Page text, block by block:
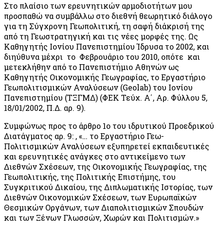
Στο πλαίσιο των ερευνητικών αρμοδιοτήτων μου
προσπαθώ να συμβάλλω στο διεθνή θεωρητικό διάλογο
για τη Σύγχρονη Γεωπολιτική, τη σαφή διάκρισή της
από τη Γεωστρατηγική και τις νέες μορφές της. Ως
Καθηγητής Ιονίου Πανεπιστημίου Ίδρυσα το 2002, και
διηύθυνα μέχρι το Φεβρουάριο του 2010, οπότε και
μετεκλήθην από το Πανεπιστήμιο Αθηνών ως
Καθηγητής Οικονομικής Γεωγραφίας, το Εργαστήριο
Γεωπολιτισμικών Αναλύσεων (Geolab) του Ιονίου
Πανεπιστημίου (ΤΞΓΜΔ) (ΦΕΚ Τεύχ. Α΄, Αρ. Φύλλου 5,
18/01/2002, Π.Δ. αρ. 9).
Συμφώνως προς το άρθρο 1o του ιδρυτικού Προεδρικού
Διατάγματος αρ. 9: , «… το Εργαστήριο Γεω-
Πολιτισμικών Αναλύσεων εξυπηρετεί εκπαιδευτικές
και ερευνητικές ανάγκες στο αντικείμενο των
Διεθνών Σχέσεων, της Οικονομικής Γεωγραφίας, της
Γεωπολιτικής, της Πολιτικής Επιστήμης, του
Συγκριτικού Δικαίου, της Διπλωματικής Ιστορίας, των
Διεθνών Οικονομικών Σχέσεων, των Ευρωπαϊκών
Θεσμικών Οργάνων, των Διαπολιτισμικών Σπουδών
και των Ξένων Γλωσσών, Χωρών και Πολιτισμών.»